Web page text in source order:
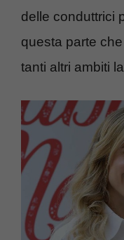
delle conduttrici
questa parte
tanti altri ambiti